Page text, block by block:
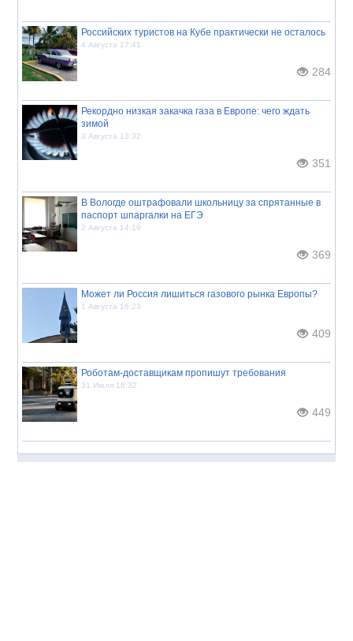
Российских туристов на Кубе практически не осталось
4 Августа 17:41
284
Рекордно низкая закачка газа в Европе: чего ждать
зимой
3 Августа 13:32
351
В Вологде оштрафовали школьницу за спрятанные в
паспорт шпаргалки на ЕГЭ
2 Августа 14:19
369
Может ли Россия лишиться газового рынка Европы?
1 Августа 16:23
409
Роботам-доставщикам пропишут требования
31 Июля 18:32
449